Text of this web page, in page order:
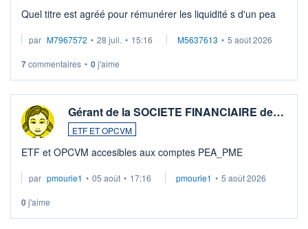
Quel titre est agréé pour rémunérer les liquidité s d'un pea
par M7967572 • 28 juil. • 15:16 M5637613 • 5 août 2026
7commentaires • 0j'aime
Gérant de la SOCIETE FINANCIAIRE de…
ETF ET OPCVM
ETF et OPCVM accesibles aux comptes PEA_PME
par pmourie1 • 05 août • 17:16 pmourie1 • 5 août 2026
0j'aime